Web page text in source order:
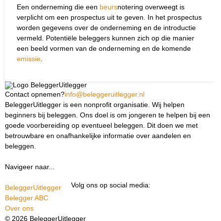
Een onderneming die een beursnotering overweegt is
verplicht om een prospectus uit te geven. In het prospectus
worden gegevens over de onderneming en de introductie
vermeld. Potentiële beleggers kunnen zich op die manier
een beeld vormen van de onderneming en de komende
emissie
Contact opnemen?info@beleggeruitlegger.nl
BeleggerUitlegger is een nonprofit organisatie. Wij helpen
beginners bij beleggen. Ons doel is om jongeren te helpen bij een
goede voorbereiding op eventueel beleggen. Dit doen we met
betrouwbare en onafhankelijke informatie over aandelen en
beleggen.
Navigeer naar...
BeleggerUitlegger
Belegger ABC
Over ons
Volg ons op social media:
© 2026 BeleggerUitlegger